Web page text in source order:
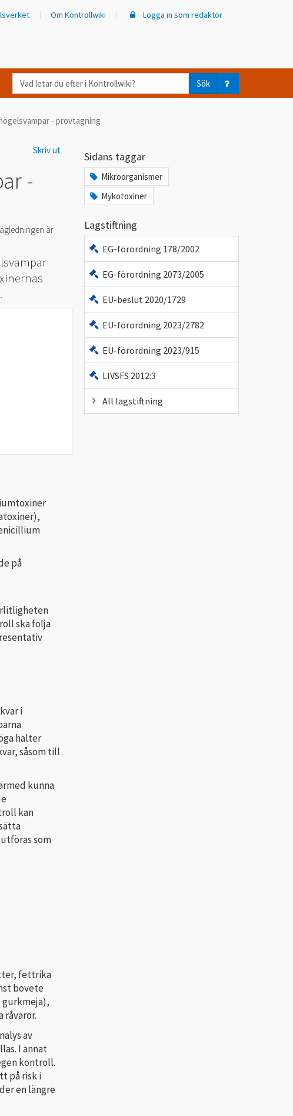
Om Kontrollwiki Logga in som redaktör
Vad
letar
efter
Kontrollwiki?
Sök
- provtagning
Skriv ut
-
är
på
ska följa
i
halter
såsom till
kunna
kan
som
fettrika
bovete
gurkmeja),
råvaror.
av
I annat
kontroll.
på risk i
en längre
Sidans taggar
Mikroorganismer
Mykotoxiner
Lagstiftning
EG-förordning 178/2002
EG-förordning 2073/2005
EU-beslut 2020/1729
EU-förordning 2023/2782
EU-förordning 2023/915
LIVSFS 2012:3
All lagstiftning